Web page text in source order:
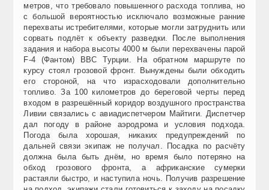
метров, что требовало повышенного расхода топлива, но
с большой вероятностью исключало возможные ранние
перехваты истребителями, которые могли затруднить или
сорвать подлёт к объекту разведки. После выполнения
задания и набора высоты 4000 м были перехвачены парой
F-4 (Фантом) ВВС Турции. На обратном маршруте по
курсу стоял грозовой фронт. Вынуждены были обходить
его стороной, на что израсходовали дополнительно
топливо. За 100 километров до береговой черты перед
входом в разрешённый коридор воздушного пространства
Ливии связались с авиадиспетчером Майтиги. Диспетчер
дал погоду в районе аэродрома и условия подхода.
Погода была хорошая, никаких предупреждений по
дальней связи экипаж не получал. Посадка по расчёту
должна была быть днём, но время было потеряно на
обход грозового фронта, а африканские сумерки
растаяли быстро, и наступила ночь. Получив разрешение